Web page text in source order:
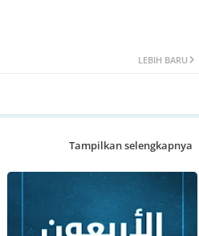
LEBIH BARU
Tampilkan selengkapnya